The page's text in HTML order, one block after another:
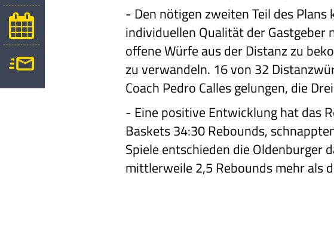
- Den nötigen zweiten Teil des
individuellen Qualität der Gastgeber
offene Würfe aus der Distanz zu
zu verwandeln. 16 von 32
Coach Pedro Calles gelungen, die
- Eine positive Entwicklung hat das
Baskets 34:30 Rebounds,
Spiele entschieden die Oldenburger
mittlerweile 2,5 Rebounds mehr als